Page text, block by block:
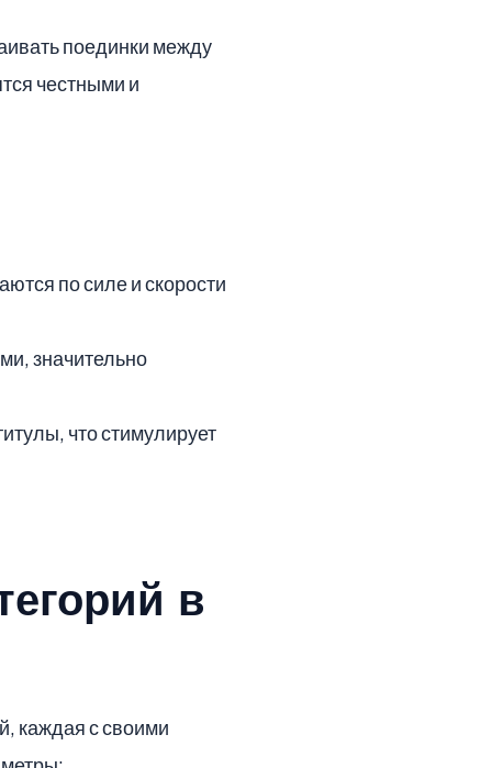
поединки между
честными и
по силе и скорости
значительно
что стимулирует
в
каждая с своими